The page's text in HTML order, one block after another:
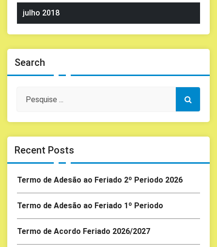
julho 2018
Search
Recent Posts
Termo de Adesão ao Feriado 2º Periodo 2026
Termo de Adesão ao Feriado 1º Periodo
Termo de Acordo Feriado 2026/2027